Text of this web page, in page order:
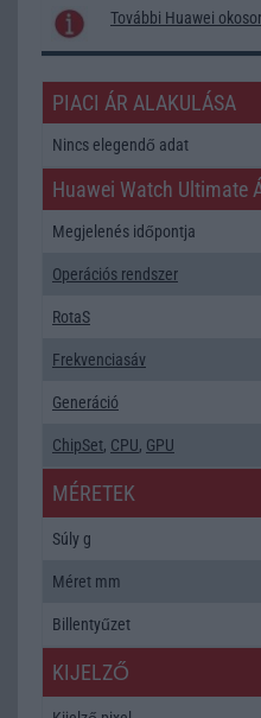
További Huawei
PIACI ÁR ALAKULÁSA
Nincs elegendő adat
Huawei Watch Ultimate
Megjelenés időpontja
Operációs rendszer
RotaS
Frekvenciasáv
Generáció
ChipSet, CPU, GPU
MÉRETEK
Súly g
Méret mm
Billentyűzet
KIJELZŐ